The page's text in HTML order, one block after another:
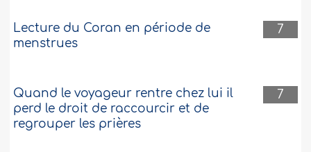
7
Lecture du Coran en période de
menstrues
7
Quand le voyageur rentre chez lui il
perd le droit de raccourcir et de
regrouper les prières